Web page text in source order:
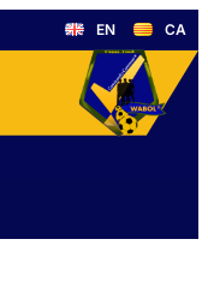
EN CA